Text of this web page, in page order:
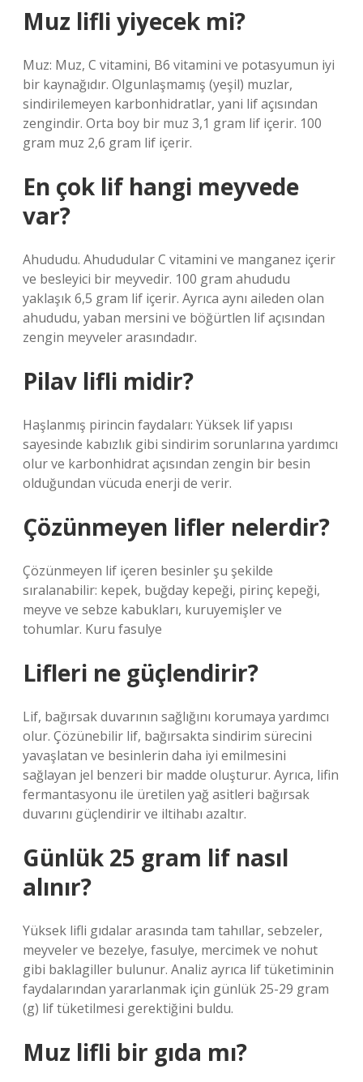
Muz lifli yiyecek mi?
Muz: Muz, C vitamini, B6 vitamini ve potasyumun iyi
bir kaynağıdır. Olgunlaşmamış (yeşil) muzlar,
sindirilemeyen karbonhidratlar, yani lif açısından
zengindir. Orta boy bir muz 3,1 gram lif içerir. 100
gram muz 2,6 gram lif içerir.
En çok lif hangi meyvede
var?
Ahududu. Ahududular C vitamini ve manganez içerir
ve besleyici bir meyvedir. 100 gram ahududu
yaklaşık 6,5 gram lif içerir. Ayrıca aynı aileden olan
ahududu, yaban mersini ve böğürtlen lif açısından
zengin meyveler arasındadır.
Pilav lifli midir?
Haşlanmış pirincin faydaları: Yüksek lif yapısı
sayesinde kabızlık gibi sindirim sorunlarına yardımcı
olur ve karbonhidrat açısından zengin bir besin
olduğundan vücuda enerji de verir.
Çözünmeyen lifler nelerdir?
Çözünmeyen lif içeren besinler şu şekilde
sıralanabilir: kepek, buğday kepeği, pirinç kepeği,
meyve ve sebze kabukları, kuruyemişler ve
tohumlar. Kuru fasulye
Lifleri ne güçlendirir?
Lif, bağırsak duvarının sağlığını korumaya yardımcı
olur. Çözünebilir lif, bağırsakta sindirim sürecini
yavaşlatan ve besinlerin daha iyi emilmesini
sağlayan jel benzeri bir madde oluşturur. Ayrıca, lifin
fermantasyonu ile üretilen yağ asitleri bağırsak
duvarını güçlendirir ve iltihabı azaltır.
Günlük 25 gram lif nasıl
alınır?
Yüksek lifli gıdalar arasında tam tahıllar, sebzeler,
meyveler ve bezelye, fasulye, mercimek ve nohut
gibi baklagiller bulunur. Analiz ayrıca lif tüketiminin
faydalarından yararlanmak için günlük 25-29 gram
(g) lif tüketilmesi gerektiğini buldu.
Muz lifli bir gıda mı?